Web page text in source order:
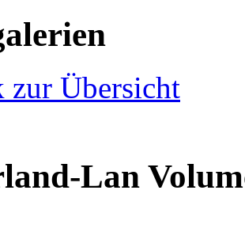
zur Übersicht
Lan